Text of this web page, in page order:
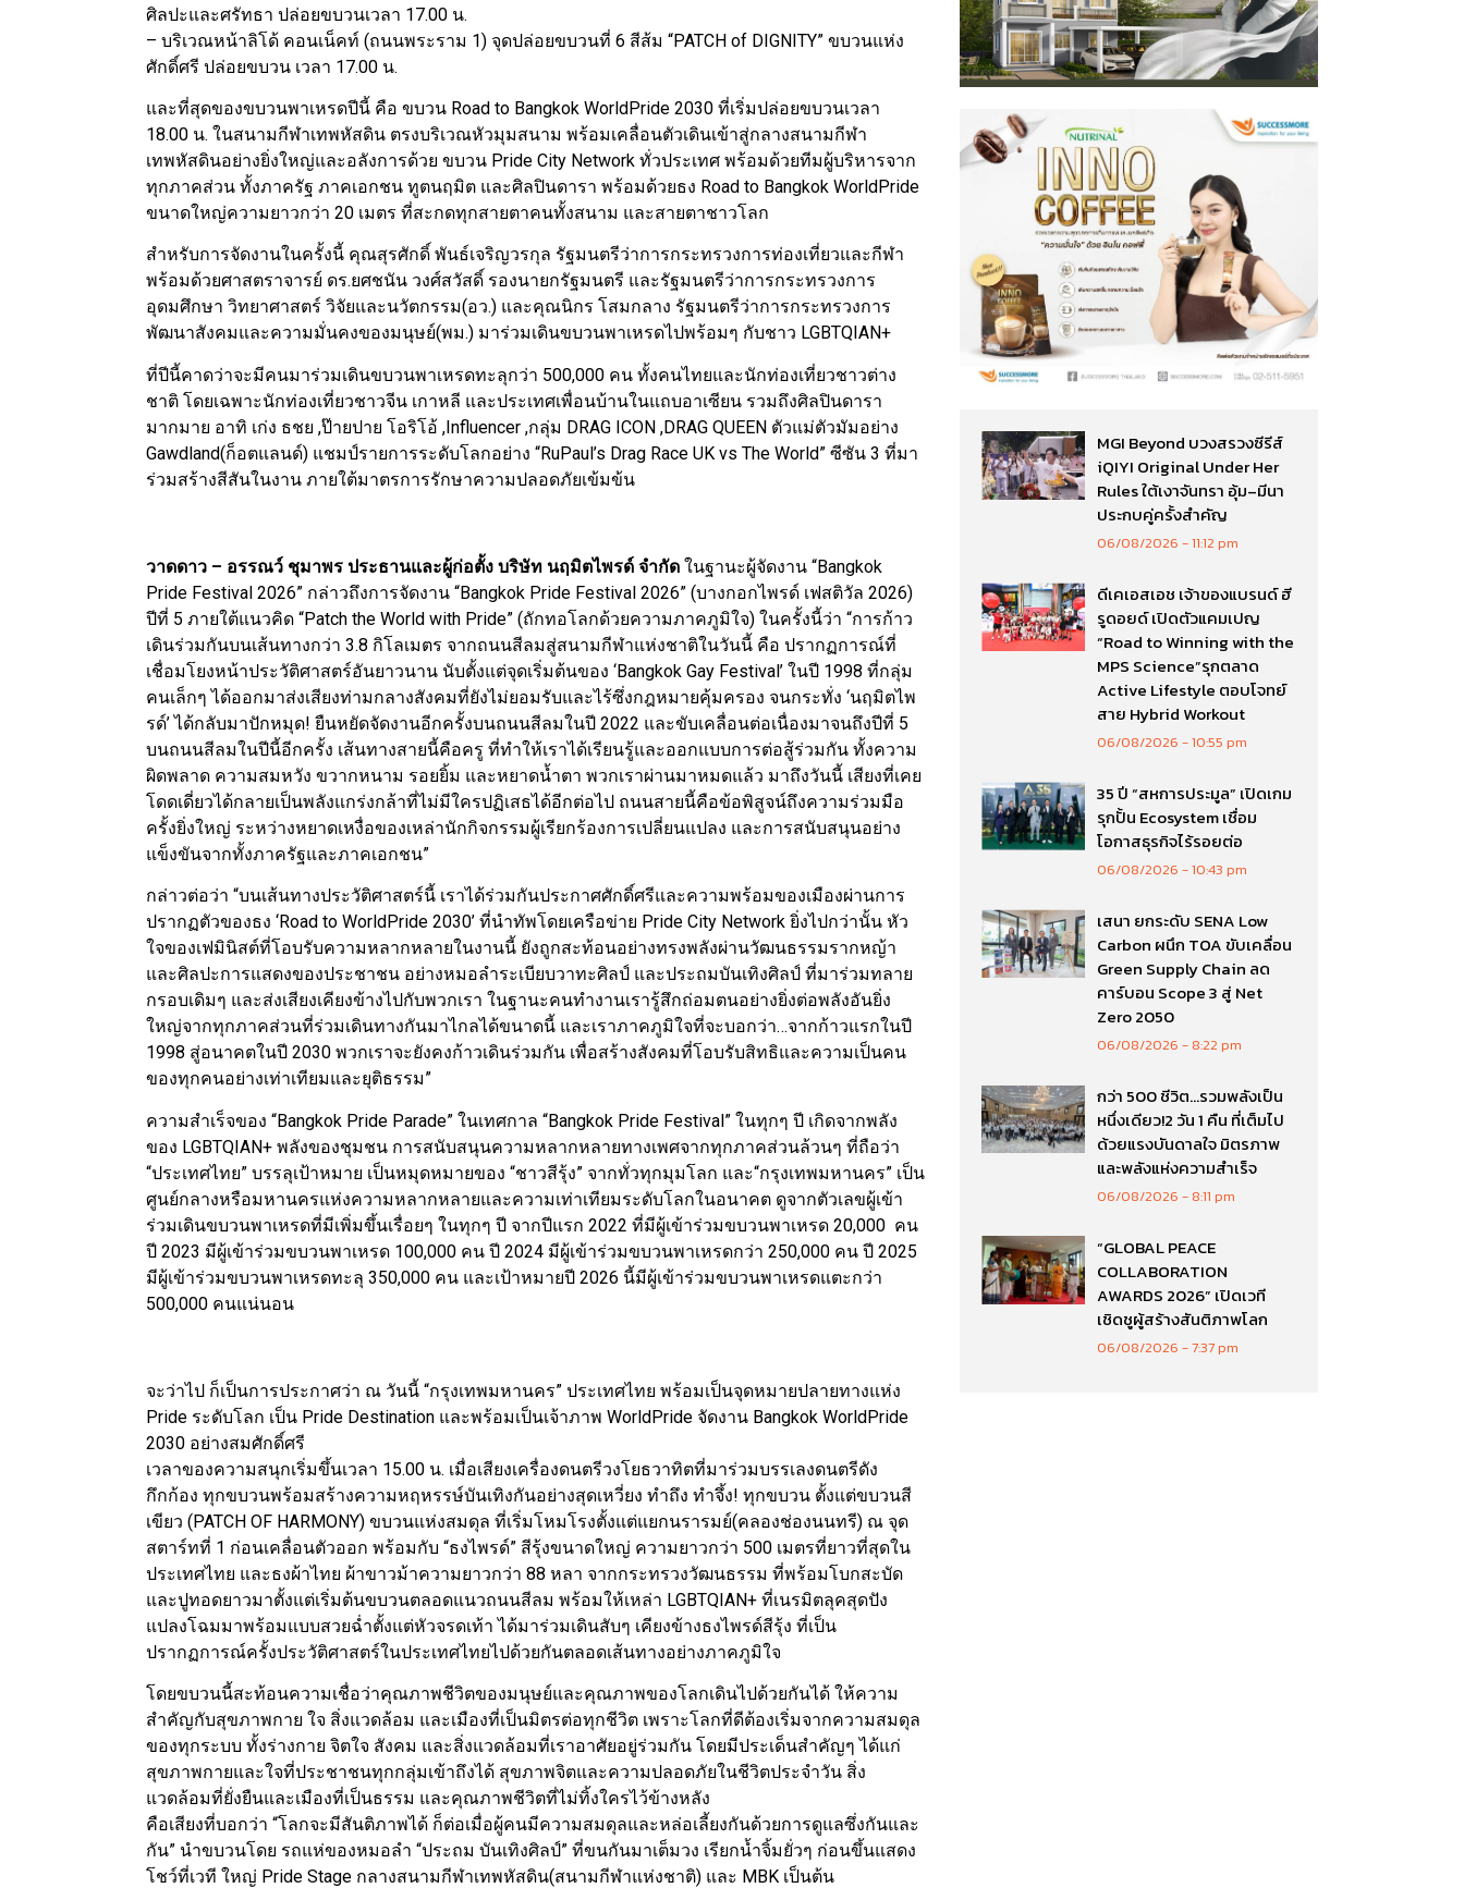
ศิลปะและศรัทธา ปล่อยขบวนเวลา 17.00 น.
– บริเวณหน้าลิโด้ คอนเน็คท์ (ถนนพระราม 1) จุดปล่อยขบวนที่ 6 สีส้ม “PATCH of DIGNITY” ขบวนแห่ง
ศักดิ์ศรี ปล่อยขบวน เวลา 17.00 น.
และที่สุดของขบวนพาเหรดปีนี้ คือ ขบวน Road to Bangkok WorldPride 2030 ที่เริ่มปล่อยขบวนเวลา
18.00 น. ในสนามกีฬาเทพหัสดิน ตรงบริเวณหัวมุมสนาม พร้อมเคลื่อนตัวเดินเข้าสู่กลางสนามกีฬา
เทพหัสดินอย่างยิ่งใหญ่และอลังการด้วย ขบวน Pride City Network ทั่วประเทศ พร้อมด้วยทีมผู้บริหารจาก
ทุกภาคส่วน ทั้งภาครัฐ ภาคเอกชน ทูตนฤมิต และศิลปินดารา พร้อมด้วยธง Road to Bangkok WorldPride
ขนาดใหญ่ความยาวกว่า 20 เมตร ที่สะกดทุกสายตาคนทั้งสนาม และสายตาชาวโลก
สำหรับการจัดงานในครั้งนี้ คุณสุรศักดิ์ พันธ์เจริญวรกุล รัฐมนตรีว่าการกระทรวงการท่องเที่ยวและกีฬา
พร้อมด้วยศาสตราจารย์ ดร.ยศชนัน วงศ์สวัสดิ์ รองนายกรัฐมนตรี และรัฐมนตรีว่าการกระทรวงการ
อุดมศึกษา วิทยาศาสตร์ วิจัยและนวัตกรรม(อว.) และคุณนิกร โสมกลาง รัฐมนตรีว่าการกระทรวงการ
พัฒนาสังคมและความมั่นคงของมนุษย์(พม.) มาร่วมเดินขบวนพาเหรดไปพร้อมๆ กับชาว LGBTQIAN+
ที่ปีนี้คาดว่าจะมีคนมาร่วมเดินขบวนพาเหรดทะลุกว่า 500,000 คน ทั้งคนไทยและนักท่องเที่ยวชาวต่าง
ชาติ โดยเฉพาะนักท่องเที่ยวชาวจีน เกาหลี และประเทศเพื่อนบ้านในแถบอาเซียน รวมถึงศิลปินดารา
มากมาย อาทิ เก่ง ธชย ,ป๊ายปาย โอริโอ้ ,Influencer ,กลุ่ม DRAG ICON ,DRAG QUEEN ตัวแม่ตัวมัมอย่าง
Gawdland(ก็อตแลนด์) แชมป์รายการระดับโลกอย่าง “RuPaul’s Drag Race UK vs The World” ซีซัน 3 ที่มา
ร่วมสร้างสีสันในงาน ภายใต้มาตรการรักษาความปลอดภัยเข้มข้น
วาดดาว – อรรณว์ ชุมาพร ประธานและผู้ก่อตั้ง บริษัท นฤมิตไพรด์ จำกัด ในฐานะผู้จัดงาน “Bangkok
Pride Festival 2026” กล่าวถึงการจัดงาน “Bangkok Pride Festival 2026” (บางกอกไพรด์ เฟสติวัล 2026)
ปีที่ 5 ภายใต้แนวคิด “Patch the World with Pride” (ถักทอโลกด้วยความภาคภูมิใจ) ในครั้งนี้ว่า “การก้าว
เดินร่วมกันบนเส้นทางกว่า 3.8 กิโลเมตร จากถนนสีลมสู่สนามกีฬาแห่งชาติในวันนี้ คือ ปรากฏการณ์ที่
เชื่อมโยงหน้าประวัติศาสตร์อันยาวนาน นับตั้งแต่จุดเริ่มต้นของ ‘Bangkok Gay Festival’ ในปี 1998 ที่กลุ่ม
คนเล็กๆ ได้ออกมาส่งเสียงท่ามกลางสังคมที่ยังไม่ยอมรับและไร้ซึ่งกฎหมายคุ้มครอง จนกระทั่ง ‘นฤมิตไพ
รด์’ ได้กลับมาปักหมุด! ยืนหยัดจัดงานอีกครั้งบนถนนสีลมในปี 2022 และขับเคลื่อนต่อเนื่องมาจนถึงปีที่ 5
บนถนนสีลมในปีนี้อีกครั้ง เส้นทางสายนี้คือครู ที่ทำให้เราได้เรียนรู้และออกแบบการต่อสู้ร่วมกัน ทั้งความ
ผิดพลาด ความสมหวัง ขวากหนาม รอยยิ้ม และหยาดน้ำตา พวกเราผ่านมาหมดแล้ว มาถึงวันนี้ เสียงที่เคย
โดดเดี่ยวได้กลายเป็นพลังแกร่งกล้าที่ไม่มีใครปฏิเสธได้อีกต่อไป ถนนสายนี้คือข้อพิสูจน์ถึงความร่วมมือ
ครั้งยิ่งใหญ่ ระหว่างหยาดเหงื่อของเหล่านักกิจกรรมผู้เรียกร้องการเปลี่ยนแปลง และการสนับสนุนอย่าง
แข็งขันจากทั้งภาครัฐและภาคเอกชน”
กล่าวต่อว่า “บนเส้นทางประวัติศาสตร์นี้ เราได้ร่วมกันประกาศศักดิ์ศรีและความพร้อมของเมืองผ่านการ
ปรากฏตัวของธง ‘Road to WorldPride 2030’ ที่นำทัพโดยเครือข่าย Pride City Network ยิ่งไปกว่านั้น หัว
ใจของเฟมินิสต์ที่โอบรับความหลากหลายในงานนี้ ยังถูกสะท้อนอย่างทรงพลังผ่านวัฒนธรรมรากหญ้า
และศิลปะการแสดงของประชาชน อย่างหมอลำระเบียบวาทะศิลป์ และประถมบันเทิงศิลป์ ที่มาร่วมทลาย
กรอบเดิมๆ และส่งเสียงเคียงข้างไปกับพวกเรา ในฐานะคนทำงานเรารู้สึกถ่อมตนอย่างยิ่งต่อพลังอันยิ่ง
ใหญ่จากทุกภาคส่วนที่ร่วมเดินทางกันมาไกลได้ขนาดนี้ และเราภาคภูมิใจที่จะบอกว่า…จากก้าวแรกในปี
1998 สู่อนาคตในปี 2030 พวกเราจะยังคงก้าวเดินร่วมกัน เพื่อสร้างสังคมที่โอบรับสิทธิและความเป็นคน
ของทุกคนอย่างเท่าเทียมและยุติธรรม”
ความสำเร็จของ “Bangkok Pride Parade” ในเทศกาล “Bangkok Pride Festival” ในทุกๆ ปี เกิดจากพลัง
ของ LGBTQIAN+ พลังของชุมชน การสนับสนุนความหลากหลายทางเพศจากทุกภาคส่วนล้วนๆ ที่ถือว่า
“ประเทศไทย” บรรลุเป้าหมาย เป็นหมุดหมายของ “ชาวสีรุ้ง” จากทั่วทุกมุมโลก และ“กรุงเทพมหานคร” เป็น
ศูนย์กลางหรือมหานครแห่งความหลากหลายและความเท่าเทียมระดับโลกในอนาคต ดูจากตัวเลขผู้เข้า
ร่วมเดินขบวนพาเหรดที่มีเพิ่มขึ้นเรื่อยๆ ในทุกๆ ปี จากปีแรก 2022 ที่มีผู้เข้าร่วมขบวนพาเหรด 20,000 คน
ปี 2023 มีผู้เข้าร่วมขบวนพาเหรด 100,000 คน ปี 2024 มีผู้เข้าร่วมขบวนพาเหรดกว่า 250,000 คน ปี 2025
มีผู้เข้าร่วมขบวนพาเหรดทะลุ 350,000 คน และเป้าหมายปี 2026 นี้มีผู้เข้าร่วมขบวนพาเหรดแตะกว่า
500,000 คนแน่นอน
จะว่าไป ก็เป็นการประกาศว่า ณ วันนี้ “กรุงเทพมหานคร” ประเทศไทย พร้อมเป็นจุดหมายปลายทางแห่ง
Pride ระดับโลก เป็น Pride Destination และพร้อมเป็นเจ้าภาพ WorldPride จัดงาน Bangkok WorldPride
2030 อย่างสมศักดิ์ศรี
เวลาของความสนุกเริ่มขึ้นเวลา 15.00 น. เมื่อเสียงเครื่องดนตรีวงโยธวาทิตที่มาร่วมบรรเลงดนตรีดัง
กึกก้อง ทุกขบวนพร้อมสร้างความหฤหรรษ์บันเทิงกันอย่างสุดเหวี่ยง ทำถึง ทำจึ้ง! ทุกขบวน ตั้งแต่ขบวนสี
เขียว (PATCH OF HARMONY) ขบวนแห่งสมดุล ที่เริ่มโหมโรงตั้งแต่แยกนรารมย์(คลองช่องนนทรี) ณ จุด
สตาร์ทที่ 1 ก่อนเคลื่อนตัวออก พร้อมกับ “ธงไพรด์” สีรุ้งขนาดใหญ่ ความยาวกว่า 500 เมตรที่ยาวที่สุดใน
ประเทศไทย และธงผ้าไทย ผ้าขาวม้าความยาวกว่า 88 หลา จากกระทรวงวัฒนธรรม ที่พร้อมโบกสะบัด
และปูทอดยาวมาตั้งแต่เริ่มต้นขบวนตลอดแนวถนนสีลม พร้อมให้เหล่า LGBTQIAN+ ที่เนรมิตลุคสุดปัง
แปลงโฉมมาพร้อมแบบสวยฉ่ำตั้งแต่หัวจรดเท้า ได้มาร่วมเดินสับๆ เคียงข้างธงไพรด์สีรุ้ง ที่เป็น
ปรากฏการณ์ครั้งประวัติศาสตร์ในประเทศไทยไปด้วยกันตลอดเส้นทางอย่างภาคภูมิใจ
โดยขบวนนี้สะท้อนความเชื่อว่าคุณภาพชีวิตของมนุษย์และคุณภาพของโลกเดินไปด้วยกันได้ ให้ความ
สำคัญกับสุขภาพกาย ใจ สิ่งแวดล้อม และเมืองที่เป็นมิตรต่อทุกชีวิต เพราะโลกที่ดีต้องเริ่มจากความสมดุล
ของทุกระบบ ทั้งร่างกาย จิตใจ สังคม และสิ่งแวดล้อมที่เราอาศัยอยู่ร่วมกัน โดยมีประเด็นสำคัญๆ ได้แก่
สุขภาพกายและใจที่ประชาชนทุกกลุ่มเข้าถึงได้ สุขภาพจิตและความปลอดภัยในชีวิตประจำวัน สิ่ง
แวดล้อมที่ยั่งยืนและเมืองที่เป็นธรรม และคุณภาพชีวิตที่ไม่ทิ้งใครไว้ข้างหลัง
คือเสียงที่บอกว่า “โลกจะมีสันติภาพได้ ก็ต่อเมื่อผู้คนมีความสมดุลและหล่อเลี้ยงกันด้วยการดูแลซึ่งกันและ
กัน” นำขบวนโดย รถแห่ของหมอลำ “ประถม บันเทิงศิลป์” ที่ขนกันมาเต็มวง เรียกน้ำจิ้มยั่วๆ ก่อนขึ้นแสดง
โชว์ที่เวที ใหญ่ Pride Stage กลางสนามกีฬาเทพหัสดิน(สนามกีฬาแห่งชาติ) และ MBK เป็นต้น
MGI Beyond บวงสรวงซีรีส์
iQIYI Original Under Her
Rules ใต้เงาจันทรา อุ้ม–มีนา
ประกบคู่ครั้งสำคัญ
06/08/2026 11:12 pm
ดีเคเอสเอช เจ้าของแบรนด์ ฮี
รูดอยด์ เปิดตัวแคมเปญ
“Road to Winning with the
MPS Science”รุกตลาด
Active Lifestyle ตอบโจทย์
สาย Hybrid Workout
06/08/2026 10:55 pm
35 ปี “สหการประมูล” เปิดเกม
รุกปั้น Ecosystem เชื่อม
โอกาสธุรกิจไร้รอยต่อ
06/08/2026 10:43 pm
เสนา ยกระดับ SENA Low
Carbon ผนึก TOA ขับเคลื่อน
Green Supply Chain ลด
คาร์บอน Scope 3 สู่ Net
Zero 2050
06/08/2026 8:22 pm
กว่า 500 ชีวิต…รวมพลังเป็น
หนึ่งเดียว!2 วัน 1 คืน ที่เต็มไป
ด้วยแรงบันดาลใจ มิตรภาพ
และพลังแห่งความสำเร็จ
06/08/2026 8:11 pm
“GLOBAL PEACE
COLLABORATION
AWARDS 2026” เปิดเวที
เชิดชูผู้สร้างสันติภาพโลก
06/08/2026 7:37 pm